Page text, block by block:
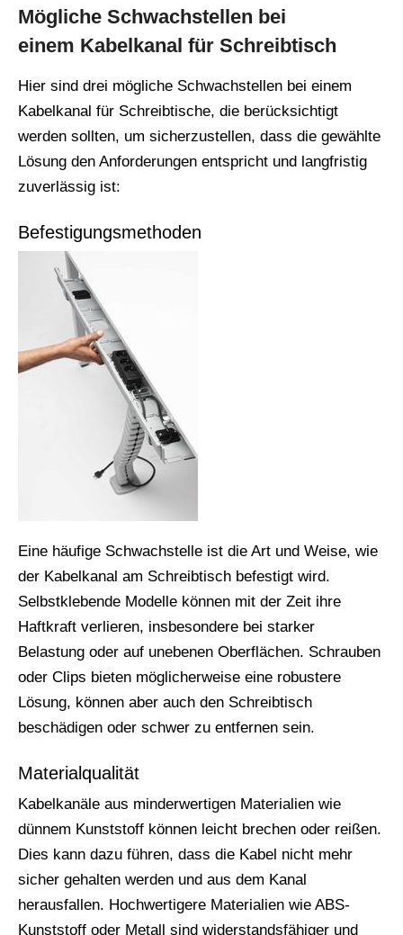
Mögliche Schwachstellen bei
einem Kabelkanal für Schreibtisch
Hier sind drei mögliche Schwachstellen bei einem
Kabelkanal für Schreibtische, die berücksichtigt
werden sollten, um sicherzustellen, dass die gewählte
Lösung den Anforderungen entspricht und langfristig
zuverlässig ist:
Befestigungsmethoden
Eine häufige Schwachstelle ist die Art und Weise, wie
der Kabelkanal am Schreibtisch befestigt wird.
Selbstklebende Modelle können mit der Zeit ihre
Haftkraft verlieren, insbesondere bei starker
Belastung oder auf unebenen Oberflächen. Schrauben
oder Clips bieten möglicherweise eine robustere
Lösung, können aber auch den Schreibtisch
beschädigen oder schwer zu entfernen sein.
Materialqualität
Kabelkanäle aus minderwertigen Materialien wie
dünnem Kunststoff können leicht brechen oder reißen.
Dies kann dazu führen, dass die Kabel nicht mehr
sicher gehalten werden und aus dem Kanal
herausfallen. Hochwertigere Materialien wie ABS-
Kunststoff oder Metall sind widerstandsfähiger und